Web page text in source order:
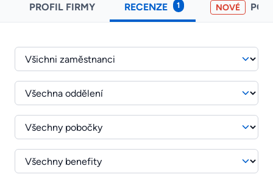
PROFIL FIRMY RECENZE 1 NOVÉ